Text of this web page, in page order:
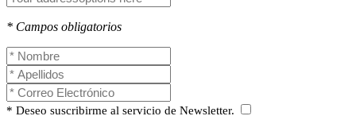
* Campos obligatorios
* Deseo suscribirme al servicio de Newsletter.